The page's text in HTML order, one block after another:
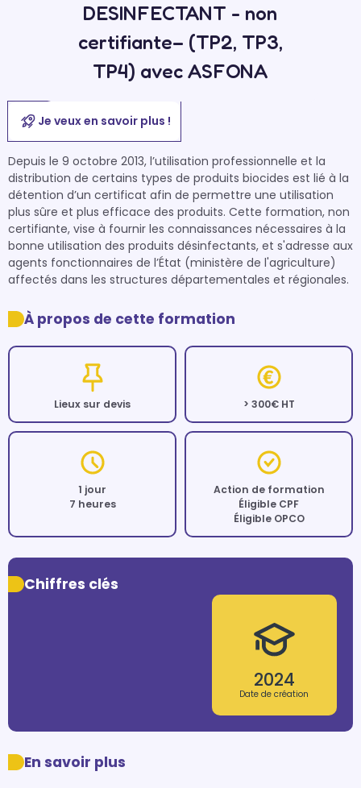
DESINFECTANT - non
certifiante– (TP2, TP3,
TP4) avec ASFONA
Je veux en savoir plus !
Depuis le 9 octobre 2013, l’utilisation professionnelle et la
distribution de certains types de produits biocides est lié à la
détention d’un certificat afin de permettre une utilisation
plus sûre et plus efficace des produits. Cette formation, non
certifiante, vise à fournir les connaissances nécessaires à la
bonne utilisation des produits désinfectants, et s'adresse aux
agents fonctionnaires de l’État (ministère de l'agriculture)
affectés dans les structures départementales et régionales.
À propos de cette formation
Lieux sur devis > 300€ HT
1 jour
7 heures
Action de formation
Éligible CPF
Éligible OPCO
Chiffres clés
2024
Date de création
En savoir plus